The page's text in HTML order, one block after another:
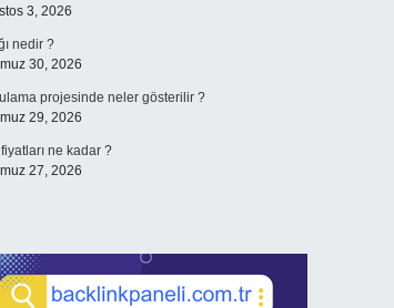
3, 2026
nedir ?
30, 2026
projesinde neler gösterilir ?
29, 2026
ne kadar ?
27, 2026